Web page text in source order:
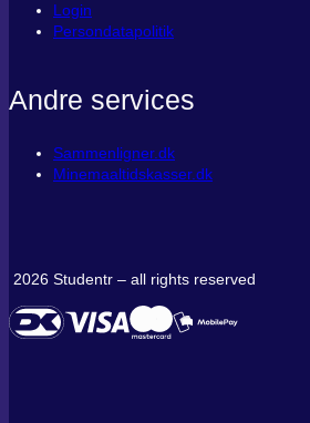
Login
Persondatapolitik
Andre services
Sammenligner.dk
Minemaaltidskasser.dk
2026 Studentr – all rights reserved